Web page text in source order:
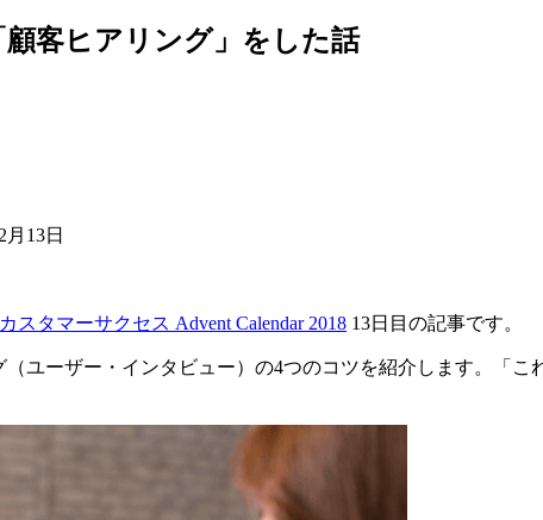
客ヒアリング」をした話
月13日
カスタマーサクセス Advent Calendar 2018 13日目の記事です。
ユーザー・インタビュー）の4つのコツを紹介します。「